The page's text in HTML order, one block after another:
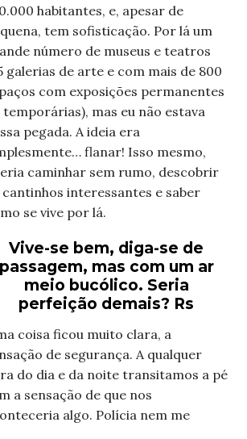
habitantes, e, apesar de
tem sofisticação. Por lá um
número de museus e teatros
galerias de arte e com mais de 800
com exposições permanentes
temporárias), mas eu não estava
pegada. A ideia era
flanar! Isso mesmo,
caminhar sem rumo, descobrir
cantinhos interessantes e saber
se vive por lá.
Vive-se bem, diga-se de
passagem, mas com um ar
meio bucólico. Seria
perfeição demais? Rs
coisa ficou muito clara, a
de segurança. A qualquer
do dia e da noite transitamos a pé
a sensação de que nos
algo. Polícia nem me